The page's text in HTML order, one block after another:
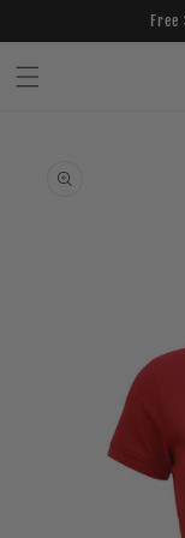
content
product
information